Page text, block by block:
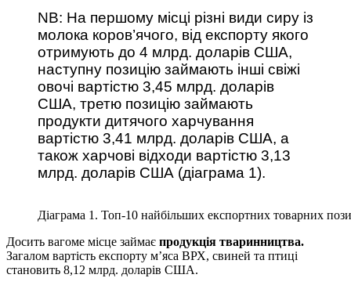
NB: На першому місці різні види сиру із
молока коров’ячого, від експорту якого
отримують до 4 млрд. доларів США,
наступну позицію займають інші свіжі
овочі вартістю 3,45 млрд. доларів
США, третю позицію займають
продукти дитячого харчування
вартістю 3,41 млрд. доларів США, а
також харчові відходи вартістю 3,13
млрд. доларів США (діаграма 1).
Діаграма 1. Топ-10 найбільших експортних товарних
Досить вагоме місце займає продукція тваринництва.
Загалом вартість експорту м’яса ВРХ, свиней та птиці
становить 8,12 млрд. доларів США.